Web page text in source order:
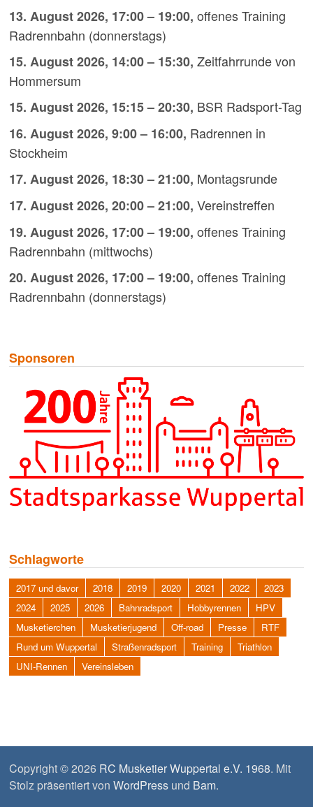
13. August 2026, 17:00– 19:00, offenes Training
Radrennbahn (donnerstags)
15. August 2026, 14:00– 15:30, Zeitfahrrunde von
Hommersum
15. August 2026, 15:15– 20:30, BSR Radsport-Tag
16. August 2026, 9:00– 16:00, Radrennen in
Stockheim
17. August 2026, 18:30– 21:00, Montagsrunde
17. August 2026, 20:00– 21:00, Vereinstreffen
19. August 2026, 17:00– 19:00, offenes Training
Radrennbahn (mittwochs)
20. August 2026, 17:00– 19:00, offenes Training
Radrennbahn (donnerstags)
Sponsoren
Schlagworte
2017 und davor 2018 2019 2020 2021 2022
2023
2024
2025 2026 Bahnradsport Hobbyrennen
HPV
Musketierchen
Musketierjugend Off-road Presse
RTF
Rund um Wuppertal
Straßenradsport Training
Triathlon
UNI-Rennen
Vereinsleben
Copyright © 2026 RC Musketier Wuppertal e.V. 1968. Mit
Stolz präsentiert von WordPressund Bam.